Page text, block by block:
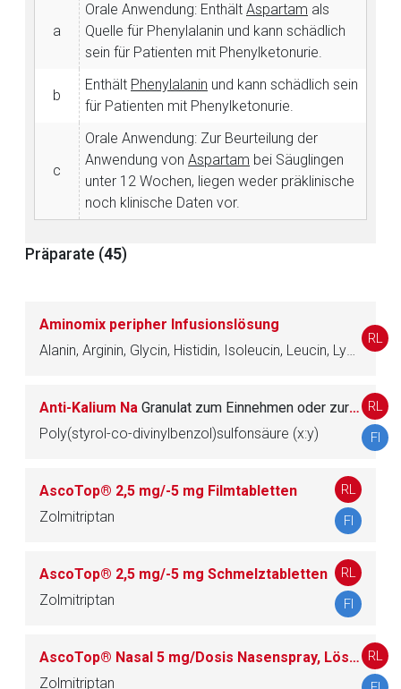
a
Orale Anwendung: Enthält Aspartam als
Quelle für Phenylalanin und kann schädlich
sein für Patienten mit Phenylketonurie.
b
Enthält Phenylalanin und kann schädlich sein
für Patienten mit Phenylketonurie.
c
Orale Anwendung: Zur Beurteilung der
Anwendung von Aspartam bei Säuglingen
unter 12 Wochen, liegen weder präklinische
noch klinische Daten vor.
Präparate (45)
Aminomix peripher Infusionslösung
Alanin, Arginin, Glycin, Histidin, Isoleucin, Leucin, Lysin, Methionin, Phenylalanin, Prolin, Serin, Taurin, Threonin, Tryptophan, Tyrosin, Valin, Calciumchlorid, Natriumglycerophosphat, Magnesiumsulfat, Kaliumchlorid, Natriumacetat, Glucose
RL
Anti-Kalium Na Granulat zum Einnehmen oder zur rektalen Anwendung nach Suspendieren
Poly(styrol-co-divinylbenzol)sulfonsäure (x:y)
RL
FI
AscoTop® 2,5 mg/-5 mg Filmtabletten
Zolmitriptan
RL
FI
AscoTop® 2,5 mg/-5 mg Schmelztabletten
Zolmitriptan
RL
FI
AscoTop® Nasal 5 mg/Dosis Nasenspray, Lösung
Zolmitriptan
RL
Der von Ihnen aufgerufene Link öffnet eine externe Web-
Datenschutzbestimmungen.